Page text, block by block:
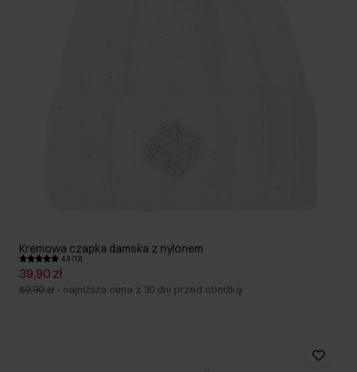
Kremowa czapka damska z nylonem
4.9 (13)
39,90 zł
59,90 zł - najniższa cena z 30 dni przed obniżką